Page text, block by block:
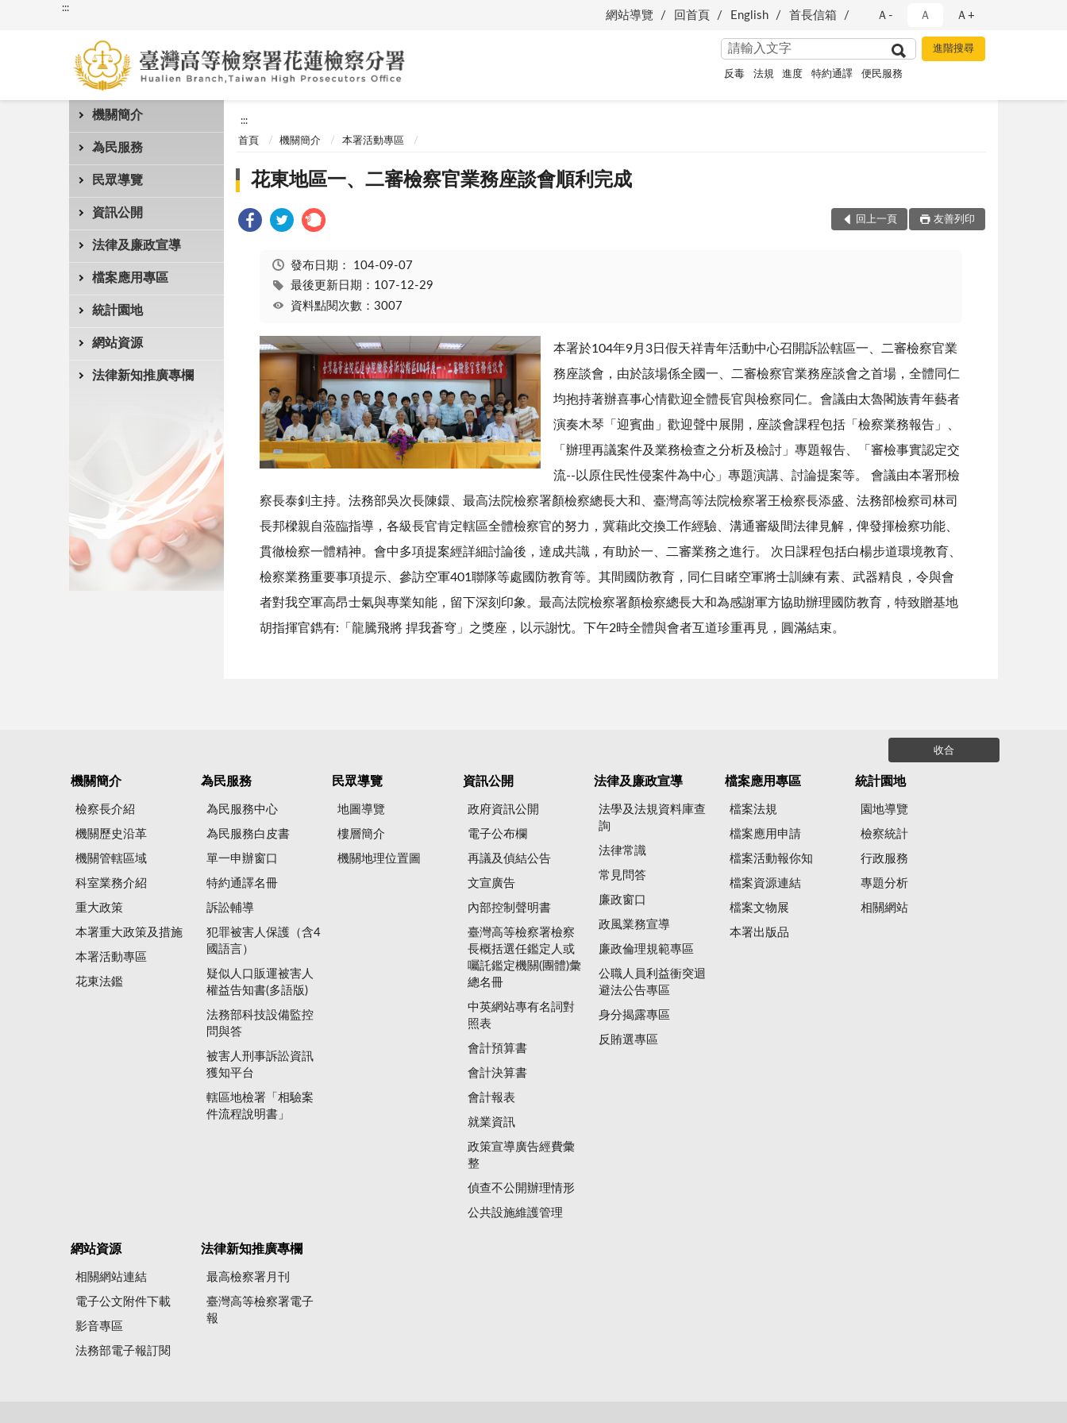
:::
網站導覽 回首頁 English 首長信箱 Ａ- Ａ Ａ+
反毒 法規 進度 特約通譯 便民服務
機關簡介
為民服務
民眾導覽
資訊公開
法律及廉政宣導
檔案應用專區
統計園地
網站資源
法律新知推廣專欄
:::
首頁 機關簡介 本署活動專區
花東地區一、二審檢察官業務座談會順利完成
回上一頁 友善列印
發布日期： 104-09-07
最後更新日期：107-12-29
資料點閱次數：3007
本署於104年9月3日假天祥青年活動中心召開訴訟轄區一、二審檢察官業
務座談會，由於該場係全國一、二審檢察官業務座談會之首場，全體同仁
均抱持著辦喜事心情歡迎全體長官與檢察同仁。會議由太魯閣族青年藝者
演奏木琴「迎賓曲」歡迎聲中展開，座談會課程包括「檢察業務報告」、
「辦理再議案件及業務檢查之分析及檢討」專題報告、「審檢事實認定交
流--以原住民性侵案件為中心」專題演講、討論提案等。 會議由本署邢檢
察長泰釗主持。法務部吳次長陳鐶、最高法院檢察署顏檢察總長大和、臺灣高等法院檢察署王檢察長添盛、法務部檢察司林司
長邦樑親自蒞臨指導，各級長官肯定轄區全體檢察官的努力，冀藉此交換工作經驗、溝通審級間法律見解，俾發揮檢察功能、
貫徹檢察一體精神。會中多項提案經詳細討論後，達成共識，有助於一、二審業務之進行。 次日課程包括白楊步道環境教育、
檢察業務重要事項提示、參訪空軍401聯隊等處國防教育等。其間國防教育，同仁目睹空軍將士訓練有素、武器精良，令與會
者對我空軍高昂士氣與專業知能，留下深刻印象。最高法院檢察署顏檢察總長大和為感謝軍方協助辦理國防教育，特致贈基地
胡指揮官鐫有:「龍騰飛將 捍我蒼穹」之獎座，以示謝忱。下午2時全體與會者互道珍重再見，圓滿結束。
收合
機關簡介
檢察長介紹
機關歷史沿革
機關管轄區域
科室業務介紹
重大政策
本署重大政策及措施
本署活動專區
花東法鑑
為民服務
為民服務中心
為民服務白皮書
單一申辦窗口
特約通譯名冊
訴訟輔導
犯罪被害人保護（含4
國語言）
疑似人口販運被害人
權益告知書(多語版)
法務部科技設備監控
問與答
被害人刑事訴訟資訊
獲知平台
轄區地檢署「相驗案
件流程說明書」
民眾導覽
地圖導覽
樓層簡介
機關地理位置圖
資訊公開
政府資訊公開
電子公布欄
再議及偵結公告
文宣廣告
內部控制聲明書
臺灣高等檢察署檢察
長概括選任鑑定人或
囑託鑑定機關(團體)彙
總名冊
中英網站專有名詞對
照表
會計預算書
會計決算書
會計報表
就業資訊
政策宣導廣告經費彙
整
偵查不公開辦理情形
公共設施維護管理
法律及廉政宣導
法學及法規資料庫查
詢
法律常識
常見問答
廉政窗口
政風業務宣導
廉政倫理規範專區
公職人員利益衝突迴
避法公告專區
身分揭露專區
反賄選專區
檔案應用專區
檔案法規
檔案應用申請
檔案活動報你知
檔案資源連結
檔案文物展
本署出版品
統計園地
園地導覽
檢察統計
行政服務
專題分析
相關網站
網站資源
相關網站連結
電子公文附件下載
影音專區
法務部電子報訂閱
法律新知推廣專欄
最高檢察署月刊
臺灣高等檢察署電子
報